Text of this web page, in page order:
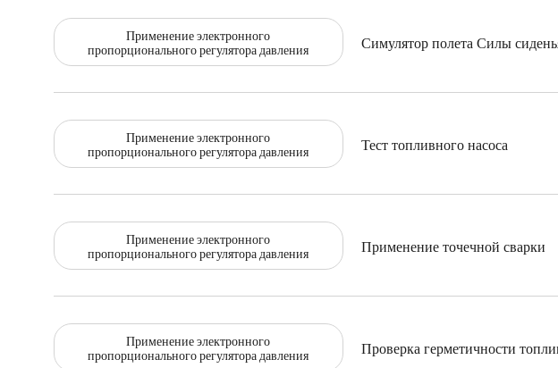
Применение электронного
пропорционального регулятора давления
Симулятор полета Силы
Применение электронного
пропорционального регулятора давления
Тест топливного насоса
Применение электронного
пропорционального регулятора давления
Применение точечной сварки
Применение электронного
пропорционального регулятора давления
Проверка герметичности